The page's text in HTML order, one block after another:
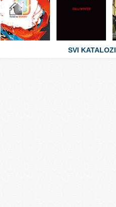
Svet zabave i umetnosti
Svet zanimljivosti
Svet zdravlja
SVI KATALOZI